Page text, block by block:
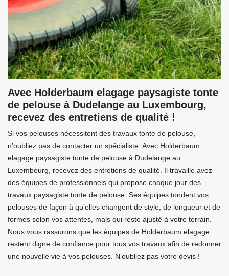
Avec Holderbaum elagage paysagiste tonte
de pelouse à Dudelange au Luxembourg,
recevez des entretiens de qualité !
Si vos pelouses nécessitent des travaux tonte de pelouse,
n’oubliez pas de contacter un spécialiste. Avec Holderbaum
elagage paysagiste tonte de pelouse à Dudelange au
Luxembourg, recevez des entretiens de qualité. Il travaille avez
des équipes de professionnels qui propose chaque jour des
travaux paysagiste tonte de pelouse. Ses équipes tondent vos
pelouses de façon à qu’elles changent de style, de longueur et de
formes selon vos attentes, mais qui reste ajusté à votre terrain.
Nous vous rassurons que les équipes de Holderbaum elagage
restent digne de confiance pour tous vos travaux afin de redonner
une nouvelle vie à vos pelouses. N’oubliez pas votre devis !